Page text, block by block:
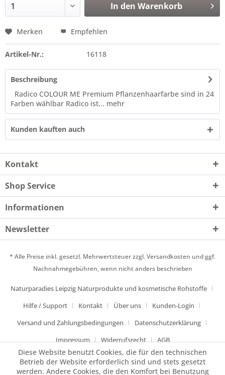
In den Warenkorb
Merken Empfehlen
Artikel-Nr.: 16118
Beschreibung
Radico COLOUR ME Premium Pflanzenhaarfarbe sind in 24
Farben wählbar Radico ist... mehr
Kunden kauften auch
Kontakt
Shop Service
Informationen
Newsletter
* Alle Preise inkl. gesetzl. Mehrwertsteuer zzgl.Versandkosten und ggf.
Nachnahmegebühren, wenn nicht anders beschrieben
Naturparadies Leipzig Naturprodukte und kosmetische Rohstoffe
Hilfe / Support
Kontakt Über uns
Kunden-Login
Versand und Zahlungsbedingungen
Datenschutzerklärung
Impressum
Widerrufsrecht AGB
Diese Website benutzt Cookies, die für den technischen
Betrieb der Website erforderlich sind und stets gesetzt
werden. Andere Cookies, die den Komfort bei Benutzung